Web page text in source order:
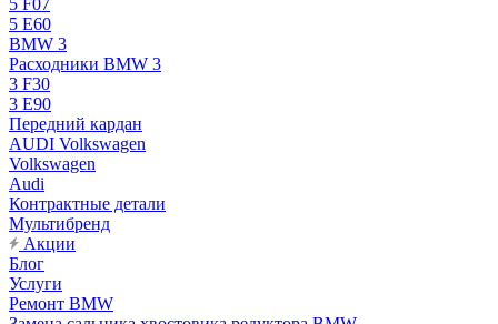
5 F07
5 E60
BMW 3
Расходники BMW 3
3 F30
3 E90
Передний кардан
AUDI Volkswagen
Volkswagen
Audi
Контрактные детали
Мультибренд
Акции
Блог
Услуги
Ремонт BMW